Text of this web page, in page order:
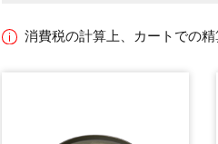
消費税の計算上、カートでの